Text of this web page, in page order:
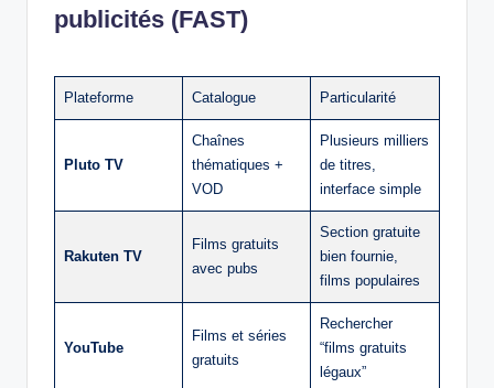
publicités (FAST)
Plateforme Catalogue Particularité
Pluto TV
Chaînes
thématiques +
VOD
Plusieurs milliers
de titres,
interface simple
Rakuten TV
Films gratuits
avec pubs
Section gratuite
bien fournie,
films populaires
YouTube
Films et séries
gratuits
Rechercher
“films gratuits
légaux”